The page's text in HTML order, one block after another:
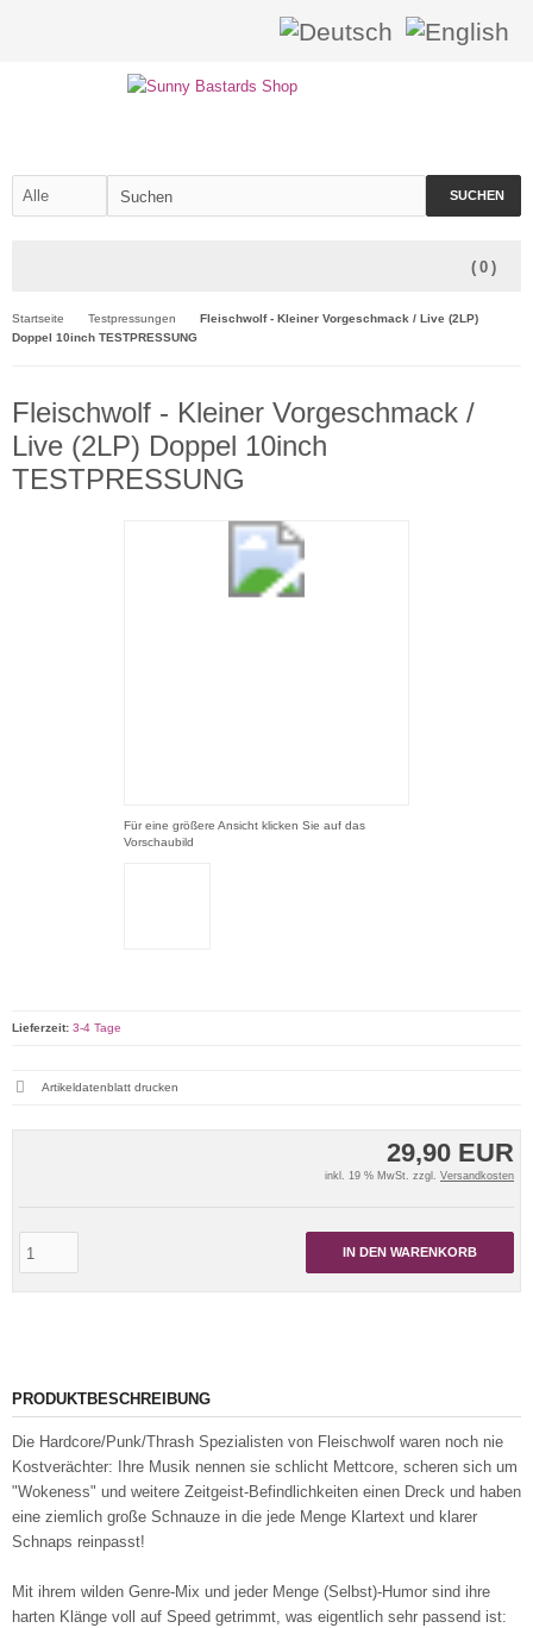
SUCHEN
( 0 )
Startseite Testpressungen
Fleischwolf - Kleiner Vorgeschmack / Live (2LP)
Doppel 10inch TESTPRESSUNG
Fleischwolf - Kleiner Vorgeschmack /
Live (2LP) Doppel 10inch
TESTPRESSUNG
Für eine größere Ansicht klicken Sie auf das
Vorschaubild
29,90 EUR
inkl. 19 % MwSt. zzgl. Versandkosten
IN DEN WARENKORB
Lieferzeit: 3-4 Tage
Artikeldatenblatt drucken
PRODUKTBESCHREIBUNG
Die Hardcore/Punk/Thrash Spezialisten von Fleischwolf waren noch nie
Kostverächter: Ihre Musik nennen sie schlicht Mettcore, scheren sich um
"Wokeness" und weitere Zeitgeist-Befindlichkeiten einen Dreck und haben
eine ziemlich große Schnauze in die jede Menge Klartext und klarer
Schnaps reinpasst!
Mit ihrem wilden Genre-Mix und jeder Menge (Selbst)-Humor sind ihre
harten Klänge voll auf Speed getrimmt, was eigentlich sehr passend ist: